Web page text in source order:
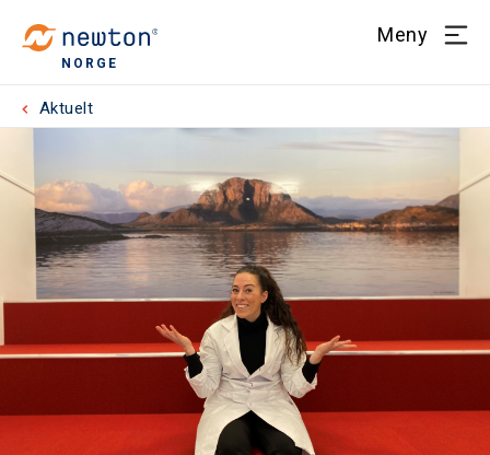
NORGE
Meny
Aktuelt